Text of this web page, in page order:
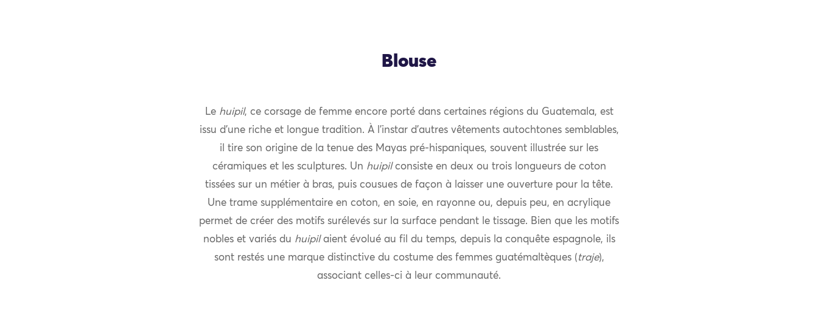
Blouse
Le huipil, ce corsage de femme encore porté dans certaines régions du Guatemala, est
issu d’une riche et longue tradition. À l’instar d’autres vêtements autochtones semblables,
il tire son origine de la tenue des Mayas pré-hispaniques, souvent illustrée sur les
céramiques et les sculptures. Un huipilconsiste en deux ou trois longueurs de coton
tissées sur un métier à bras, puis cousues de façon à laisser une ouverture pour la tête.
Une trame supplémentaire en coton, en soie, en rayonne ou, depuis peu, en acrylique
permet de créer des motifs surélevés sur la surface pendant le tissage. Bien que les motifs
nobles et variés du huipilaient évolué au fil du temps, depuis la conquête espagnole, ils
sont restés une marque distinctive du costume des femmes guatémaltèques (traje),
associant celles-ci à leur communauté.